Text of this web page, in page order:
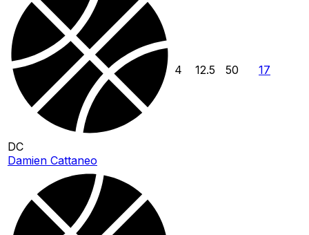
DC
Damien Cattaneo
4 12.5 50 17